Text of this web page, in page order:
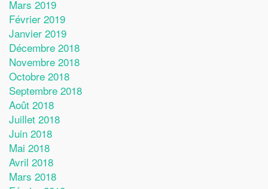
Mars 2019
Février 2019
Janvier 2019
Décembre 2018
Novembre 2018
Octobre 2018
Septembre 2018
Août 2018
Juillet 2018
Juin 2018
Mai 2018
Avril 2018
Mars 2018